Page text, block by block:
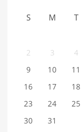
S M T
2
3 4
9
10 11
16
17 18
23
24 25
30
31